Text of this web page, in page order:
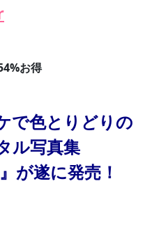
お得
で色とりどりの
ル写真集
が遂に発売！